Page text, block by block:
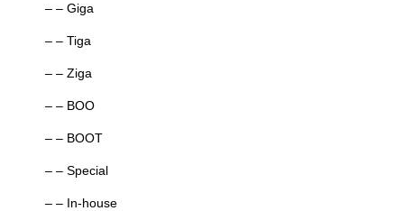
– – Giga
– – Tiga
– – Ziga
– – BOO
– – BOOT
– – Special
– – In-house